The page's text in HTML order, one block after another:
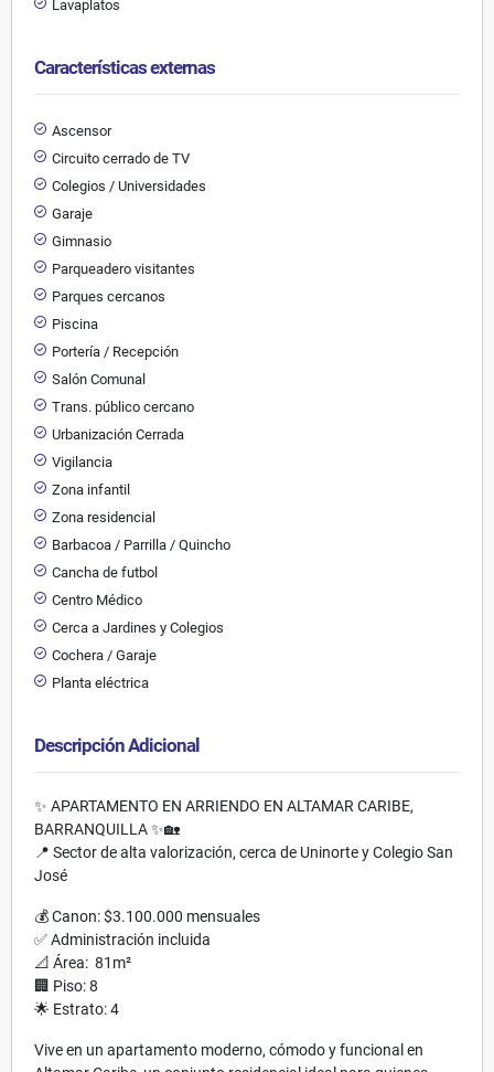
Lavaplatos
Características externas
Ascensor
Circuito cerrado de TV
Colegios / Universidades
Garaje
Gimnasio
Parqueadero visitantes
Parques cercanos
Piscina
Portería / Recepción
Salón Comunal
Trans. público cercano
Urbanización Cerrada
Vigilancia
Zona infantil
Zona residencial
Barbacoa / Parrilla / Quincho
Cancha de futbol
Centro Médico
Cerca a Jardines y Colegios
Cochera / Garaje
Planta eléctrica
Descripción Adicional
✨ APARTAMENTO EN ARRIENDO EN ALTAMAR CARIBE,
BARRANQUILLA ✨🏡
📍 Sector de alta valorización, cerca de Uninorte y Colegio San
José
💰 Canon: $3.100.000 mensuales
✅ Administración incluida
📐 Área: 81m²
🏢 Piso: 8
🌟 Estrato: 4
Vive en un apartamento moderno, cómodo y funcional en